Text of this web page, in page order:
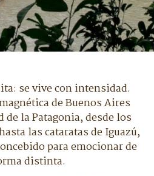
se vive con intensidad.
de Buenos Aires
la Patagonia, desde los
las cataratas de Iguazú,
para emocionar de
distinta.